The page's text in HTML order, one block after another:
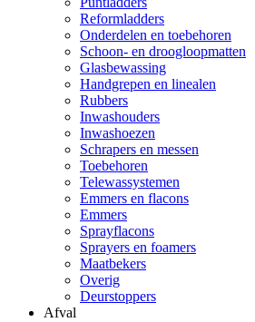
Reformladders
Onderdelen en toebehoren
Schoon- en droogloopmatten
Glasbewassing
Handgrepen en linealen
Rubbers
Inwashouders
Inwashoezen
Schrapers en messen
Toebehoren
Telewassystemen
Emmers en flacons
Emmers
Sprayflacons
Sprayers en foamers
Maatbekers
Overig
Deurstoppers
Afval